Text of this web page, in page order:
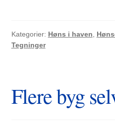
Kategorier: Høns i haven
Tegninger
Flere byg